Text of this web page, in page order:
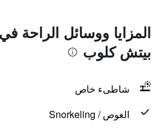
المزايا ووسائل الراحة
بيتش كلوب
شاطىء خاص
الغوص / Snorkeling